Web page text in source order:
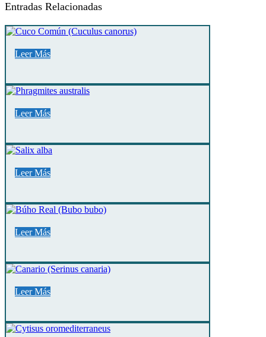
Entradas Relacionadas
Leer Más
Leer Más
Leer Más
Leer Más
Leer Más